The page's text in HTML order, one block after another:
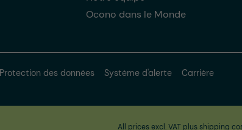
Ocono dans le Monde
Protection des données Système d'alerte Carrière
All prices excl. VAT plus shipping